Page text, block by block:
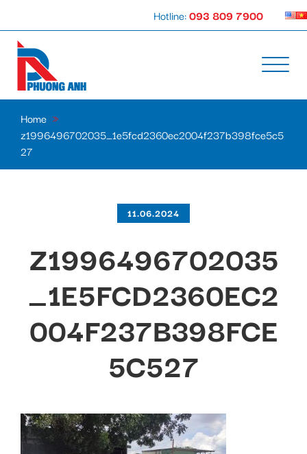
Hotline:093 809 7900
Home »
z1996496702035_1e5fcd2360ec2004f237b398fce5c5
27
11.06.2024
Z1996496702035
_1E5FCD2360EC2
004F237B398FCE
5C527